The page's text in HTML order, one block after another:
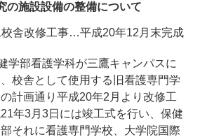
の施設設備の整備について
校舎改修工事…平成20年12月末完成
学部看護学科が三鷹キャンパスに
校舎として使用する旧看護専門学
計画通り平成20年2月より改修工
年3月3日には竣工式を行い、保健
それに看護専門学校、大学院国際